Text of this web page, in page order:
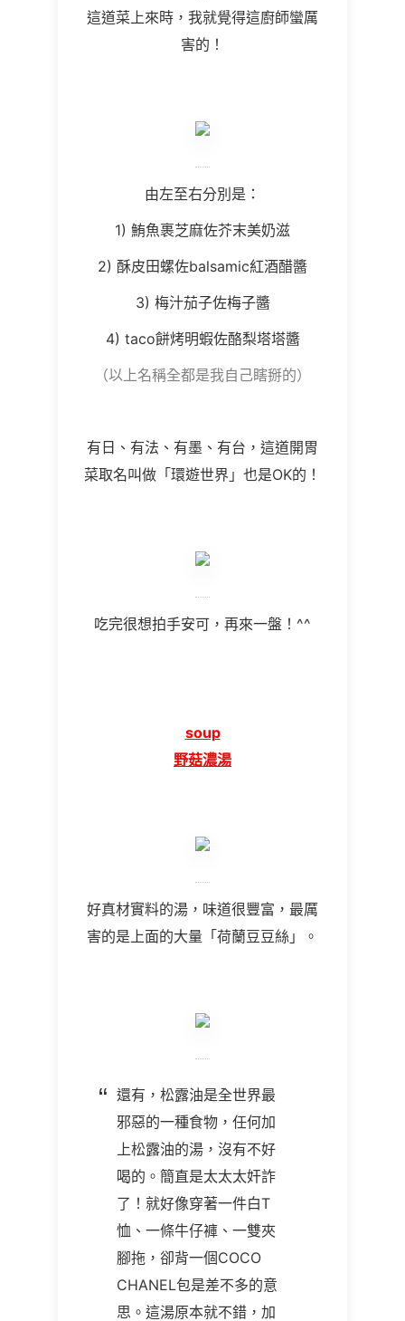
這道菜上來時，我就覺得這廚師蠻厲
害的！
由左至右分別是：
1) 鮪魚裹芝麻佐芥末美奶滋
2) 酥皮田螺佐balsamic紅酒醋醬
3) 梅汁茄子佐梅子醬
4) taco餅烤明蝦佐酪梨塔塔醬
（以上名稱全都是我自己瞎掰的）
有日、有法、有墨、有台，這道開胃
菜取名叫做「環遊世界」也是OK的！
吃完很想拍手安可，再來一盤！^^
soup
野菇濃湯
好真材實料的湯，味道很豐富，最厲
害的是上面的大量「荷蘭豆豆絲」。
還有，松露油是全世界最
邪惡的一種食物，任何加
上松露油的湯，沒有不好
喝的。簡直是太太太奸詐
了！就好像穿著一件白T
恤、一條牛仔褲、一雙夾
腳拖，卻背一個COCO
CHANEL包是差不多的意
思。這湯原本就不錯，加